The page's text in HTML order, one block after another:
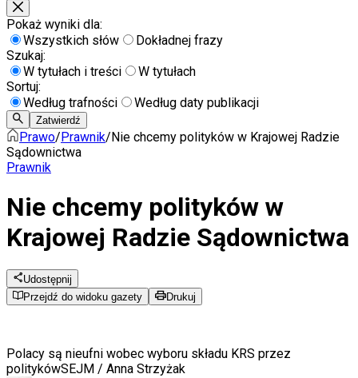
Pokaż wyniki dla:
Wszystkich słów
Dokładnej frazy
Szukaj:
W tytułach i treści
W tytułach
Sortuj:
Według trafności
Według daty publikacji
Zatwierdź
Prawo/Prawnik/Nie chcemy polityków w Krajowej Radzie
Sądownictwa
Prawnik
Nie chcemy polityków w
Krajowej Radzie Sądownictwa
Udostępnij
Przejdź do widoku gazety
Drukuj
Polacy są nieufni wobec wyboru składu KRS przez
politykówSEJM / Anna Strzyżak